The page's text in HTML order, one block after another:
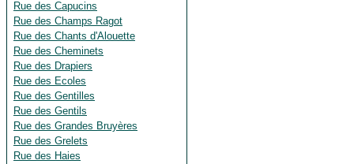
Rue des Capucins
Rue des Champs Ragot
Rue des Chants d'Alouette
Rue des Cheminets
Rue des Drapiers
Rue des Ecoles
Rue des Gentilles
Rue des Gentils
Rue des Grandes Bruyères
Rue des Grelets
Rue des Haies